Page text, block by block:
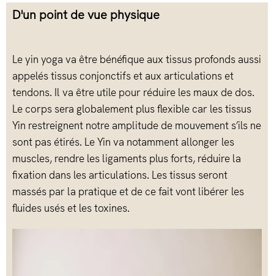
D'un point de vue physique
Le yin yoga va être bénéfique aux tissus profonds aussi
appelés tissus conjonctifs et aux articulations et
tendons. Il va être utile pour réduire les maux de dos.
Le corps sera globalement plus flexible car les tissus
Yin restreignent notre amplitude de mouvement s’ils ne
sont pas étirés. Le Yin va notamment allonger les
muscles, rendre les ligaments plus forts, réduire la
fixation dans les articulations. Les tissus seront
massés par la pratique et de ce fait vont libérer les
fluides usés et les toxines.